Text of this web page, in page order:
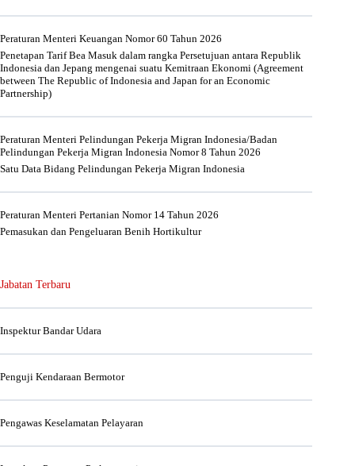
Peraturan Menteri Keuangan Nomor 60 Tahun 2026
Penetapan Tarif Bea Masuk dalam rangka Persetujuan antara Republik
Indonesia dan Jepang mengenai suatu Kemitraan Ekonomi (Agreement
between The Republic of Indonesia and Japan for an Economic
Partnership)
Peraturan Menteri Pelindungan Pekerja Migran Indonesia/Badan
Pelindungan Pekerja Migran Indonesia Nomor 8 Tahun 2026
Satu Data Bidang Pelindungan Pekerja Migran Indonesia
Peraturan Menteri Pertanian Nomor 14 Tahun 2026
Pemasukan dan Pengeluaran Benih Hortikultur
Jabatan Terbaru
Inspektur Bandar Udara
Penguji Kendaraan Bermotor
Pengawas Keselamatan Pelayaran